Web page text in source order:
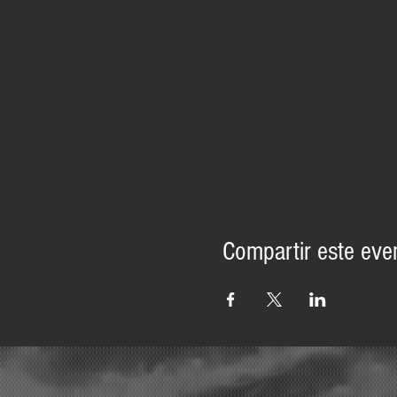
Compartir este